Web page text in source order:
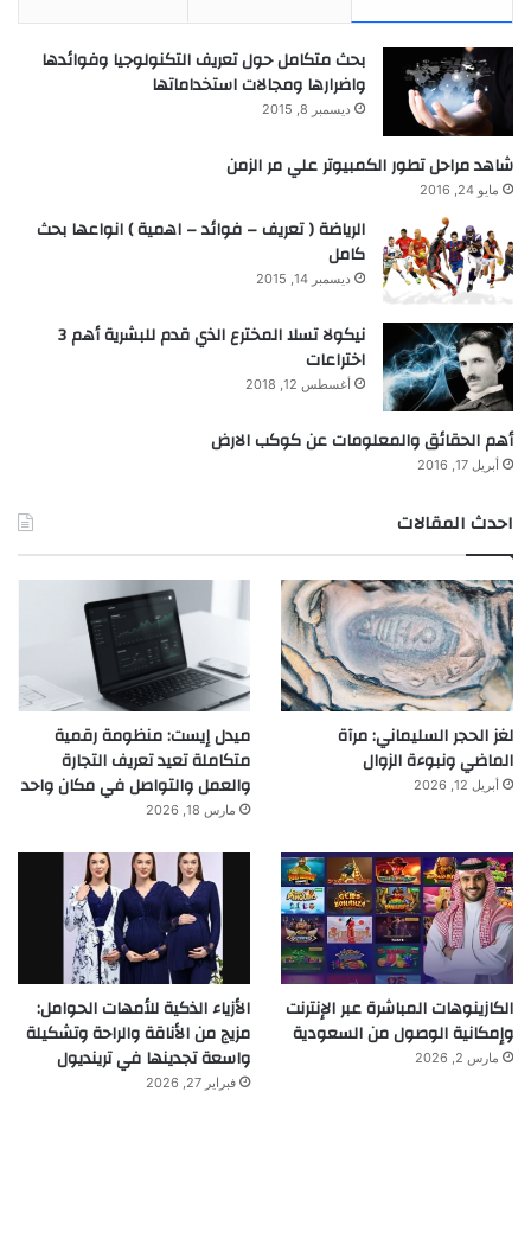
بحث متكامل حول تعريف التكنولوجيا وفوائدها
واضرارها ومجالات استخداماتها
ديسمبر 8, 2015
شاهد مراحل تطور الكمبيوتر علي مر الزمن
مايو 24, 2016
الرياضة ( تعريف – فوائد – اهمية ) انواعها بحث
كامل
ديسمبر 14, 2015
نيكولا تسلا المخترع الذي قدم للبشرية أهم 3
اختراعات
أغسطس 12, 2018
أهم الحقائق والمعلومات عن كوكب الارض
أبريل 17, 2016
احدث المقالات
لغز الحجر السليماني: مرآة
الماضي ونبوءة الزوال
أبريل 12, 2026
ميدل إيست: منظومة رقمية
متكاملة تعيد تعريف التجارة
والعمل والتواصل في مكان واحد
مارس 18, 2026
الكازينوهات المباشرة عبر الإنترنت
وإمكانية الوصول من السعودية
مارس 2, 2026
الأزياء الذكية للأمهات الحوامل:
مزيج من الأناقة والراحة وتشكيلة
واسعة تجدينها في ترينديول
فبراير 27, 2026